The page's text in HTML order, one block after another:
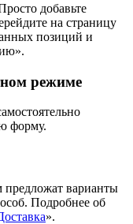
добавьте
на страницу
позиций и
режиме
форму.
предложат варианты
Подробнее об
».